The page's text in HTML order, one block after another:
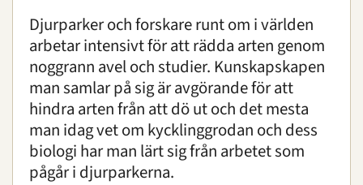
Djurparker och forskare runt om i världen
arbetar intensivt för att rädda arten genom
noggrann avel och studier. Kunskapskapen
man samlar på sig är avgörande för att
hindra arten från att dö ut och det mesta
man idag vet om kycklinggrodan och dess
biologi har man lärt sig från arbetet som
pågår i djurparkerna.